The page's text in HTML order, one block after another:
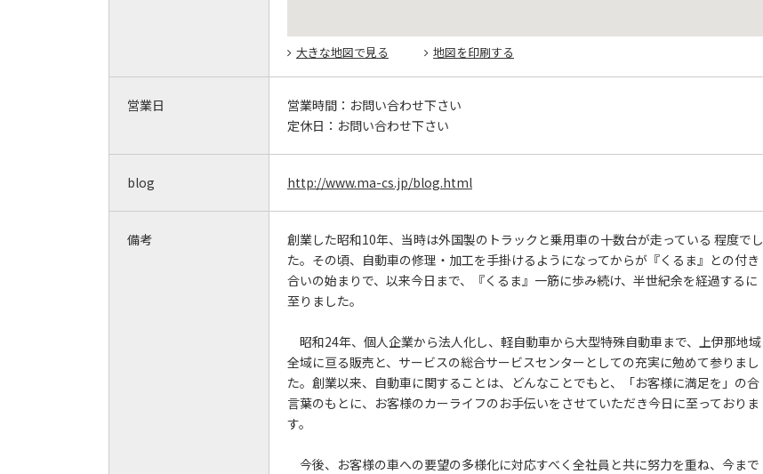
大きな地図で見る 地図を印刷する
営業日 営業時間： お問い合わせ下さい
定休日： お問い合わせ下さい
blog http://www.ma-cs.jp/blog.html
備考
創業した昭和10年、当時は外国製のトラックと乗用車の十数台が走っている 程度でし
た。その頃、自動車の修理・加工を手掛けるようになってからが『くるま』との付き
合いの始まりで、以来今日まで、『くるま』一筋に歩み続け、半世紀余を経過するに
至りました。
昭和24年、個人企業から法人化し、軽自動車から大型特殊自動車まで、上伊那地域
全域に亘る販売と、サービスの総合サービスセンターとしての充実に勉めて参りまし
た。創業以来、自動車に関することは、どんなことでもと、「お客様に満足を」の合
言葉のもとに、お客様のカーライフのお手伝いをさせていただき今日に至っておりま
す。
今後、お客様の車への要望の多様化に対応すべく全社員と共に努力を重ね、今まで